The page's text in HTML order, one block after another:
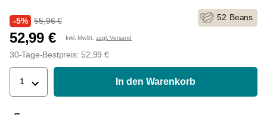
-5% 55,96 €
52,99 € Inkl. MwSt. zzgl. Versand
30-Tage-Bestpreis: 52,99 €
52 Beans
1 In den Warenkorb